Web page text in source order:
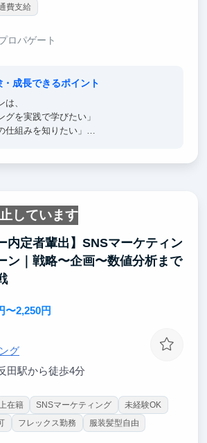
費支給
ロパゲート
成長できるポイント
、
グを実践で学びたい」
仕組みを知りたい」
しています
内定者輩出】SNSマーケティン
ン｜戦略〜企画〜数値分析まで
〜2,250円
グ
田駅から徒歩4分
在籍 SNSマーケティング
未経験OK
フレックス勤務
服装髪型自由